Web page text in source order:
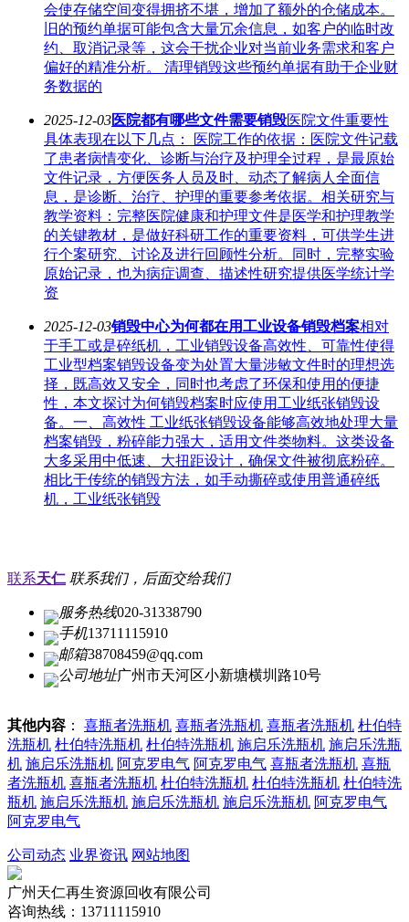
会使存储空间变得拥挤不堪，增加了额外的仓储成本。
旧的预约单据可能包含大量冗余信息，如客户的临时改
约、取消记录等，这会干扰企业对当前业务需求和客户
偏好的精准分析。 清理销毁这些预约单据有助于企业财
务数据的
2025-12-03医院都有哪些文件需要销毁医院文件重要性
具体表现在以下几点： 医院工作的依据：医院文件记载
了患者病情变化、诊断与治疗及护理全过程，是最原始
文件记录，方便医务人员及时、动态了解病人全面信
息，是诊断、治疗、护理的重要参考依据。相关研究与
教学资料：完整医院健康和护理文件是医学和护理教学
的关键教材，是做好科研工作的重要资料，可供学生进
行个案研究、讨论及进行回顾性分析。同时，完整实验
原始记录，也为病症调查、描述性研究提供医学统计学
资
2025-12-03销毁中心为何都在用工业设备销毁档案相对
于手工或是碎纸机，工业销毁设备高效性、可靠性使得
工业型档案销毁设备变为处置大量涉敏文件时的理想选
择，既高效又安全，同时也考虑了环保和使用的便捷
性，本文探讨为何销毁档案时应使用工业纸张销毁设
备。一、高效性 工业纸张销毁设备能够高效地处理大量
档案销毁，粉碎能力强大，适用文件类物料。这类设备
大多采用中低速、大扭距设计，确保文件被彻底粉碎。
相比于传统的销毁方法，如手动撕碎或使用普通碎纸
机，工业纸张销毁
联系天仁 联系我们，后面交给我们
服务热线020-31338790
手机13711115910
邮箱38708459@qq.com
公司地址广州市天河区小新塘横圳路10号
其他内容 ： 喜瓶者洗瓶机 喜瓶者洗瓶机 喜瓶者洗瓶机 杜伯特
洗瓶机 杜伯特洗瓶机 杜伯特洗瓶机 施启乐洗瓶机 施启乐洗瓶
机 施启乐洗瓶机 阿克罗电气 阿克罗电气 喜瓶者洗瓶机 喜瓶
者洗瓶机 喜瓶者洗瓶机 杜伯特洗瓶机 杜伯特洗瓶机 杜伯特洗
瓶机 施启乐洗瓶机 施启乐洗瓶机 施启乐洗瓶机 阿克罗电气
阿克罗电气
公司动态 业界资讯 网站地图
广州天仁再生资源回收有限公司
咨询热线：13711115910